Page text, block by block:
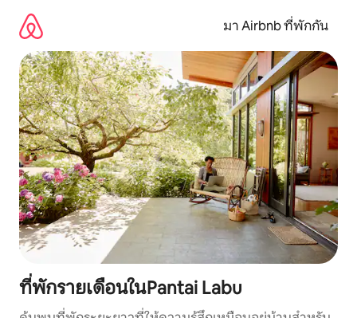
เนื้อหา
มา Airbnb ที่พักกัน
ที่พักรายเดือนในPantai Labu